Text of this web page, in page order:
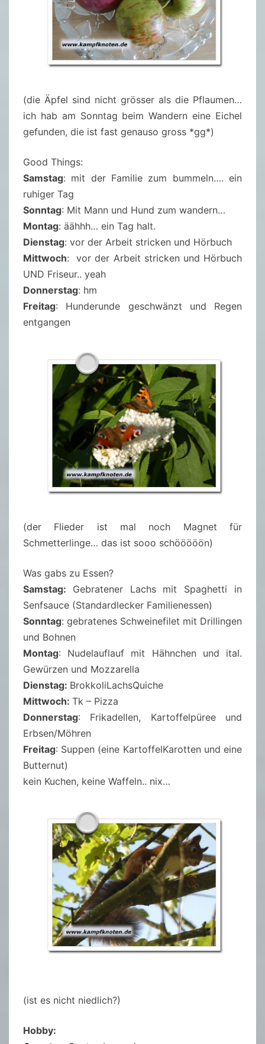
(die Äpfel sind nicht grösser als die Pflaumen…
ich hab am Sonntag beim Wandern eine Eichel
gefunden, die ist fast genauso gross *gg*)
Good Things:
Samstag: mit der Familie zum bummeln…. ein
ruhiger Tag
Sonntag: Mit Mann und Hund zum wandern…
Montag: äähhh… ein Tag halt.
Dienstag: vor der Arbeit stricken und Hörbuch
Mittwoch: vor der Arbeit stricken und Hörbuch
UND Friseur.. yeah
Donnerstag: hm
Freitag: Hunderunde geschwänzt und Regen
entgangen
(der Flieder ist mal noch Magnet für
Schmetterlinge… das ist sooo schööööön)
Was gabs zu Essen?
Samstag: Gebratener Lachs mit Spaghetti in
Senfsauce (Standardlecker Familienessen)
Sonntag: gebratenes Schweinefilet mit Drillingen
und Bohnen
Montag: Nudelauflauf mit Hähnchen und ital.
Gewürzen und Mozzarella
Dienstag: BrokkoliLachsQuiche
Mittwoch: Tk – Pizza
Donnerstag: Frikadellen, Kartoffelpüree und
Erbsen/Möhren
Freitag: Suppen (eine KartoffelKarotten und eine
Butternut)
kein Kuchen, keine Waffeln.. nix…
(ist es nicht niedlich?)
Hobby: